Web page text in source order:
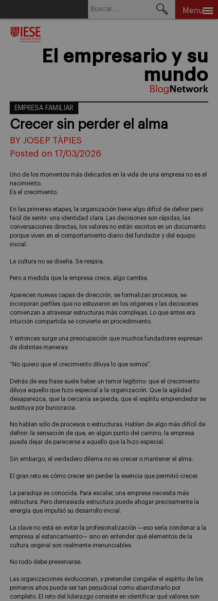
Menu
El empresario y su
mundo
EMPRESA FAMILIAR
Crecer sin perder el alma
BY JOSEP TÀPIES
Posted on 17/03/2026
Uno de los momentos más delicados en la vida de una empresa no es el
nacimiento.
Es el crecimiento.
En las primeras etapas, la organización tiene algo difícil de definir pero
fácil de sentir: una identidad clara. Las decisiones son rápidas, las
conversaciones directas, los valores no están escritos en un documento
porque viven en el comportamiento diario del fundador y del equipo
inicial.
La cultura no se diseña. Se respira.
Pero a medida que la empresa crece, algo cambia.
Aparecen nuevas capas de dirección, se formalizan procesos, se
incorporan perfiles que no estuvieron en los orígenes y las decisiones
comienzan a atravesar estructuras más complejas. Lo que antes era
intuición compartida se convierte en procedimiento.
Y entonces surge una preocupación que muchos fundadores expresan
de distintas maneras:
“No quiero que el crecimiento diluya lo que somos”.
Detrás de esa frase suele haber un temor legítimo: que el crecimiento
diluya aquello que hizo especial a la organización. Que la agilidad
desaparezca, que la cercanía se pierda, que el espíritu emprendedor se
sustituya por burocracia.
No hablan sólo de procesos o estructuras. Hablan de algo más difícil de
definir: la sensación de que, en algún punto del camino, la empresa
pueda dejar de parecerse a aquello que la hizo especial.
Sin embargo, el verdadero dilema no es crecer o mantener el alma.
El gran reto es cómo crecer sin perder la esencia que permitió crecer.
La paradoja es conocida. Para escalar, una empresa necesita más
estructura. Pero demasiada estructura puede ahogar precisamente la
energía que impulsó su desarrollo inicial.
La clave no está en evitar la profesionalización —eso sería condenar a la
empresa al estancamiento— sino en entender qué elementos de la
cultura original son realmente irrenunciables.
No todo debe preservarse.
Las organizaciones evolucionan, y pretender congelar el espíritu de los
primeros años puede ser tan perjudicial como abandonarlo por
completo. El reto del liderazgo consiste en identificar qué valores son